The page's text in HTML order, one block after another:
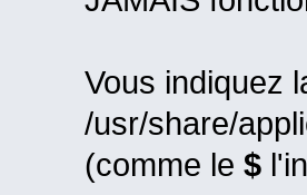
Vous indiquez
/usr/share/
(comme le $